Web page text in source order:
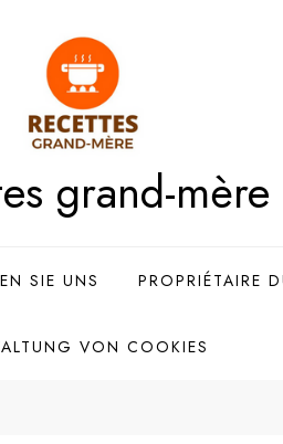
grand-mère
SIE UNS PROPRIÉTAIRE
VON COOKIES